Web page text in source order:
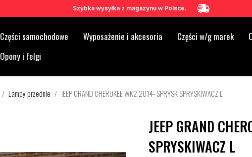
Szybka wysyłka z magazynu w Polsce.
Części samochodowe Wyposażenie i akcesoria Części w/g marek
Opony i felgi
Lampy przednie JEEP GRAND CHEROKEE WK2 2014- SPRYSK SPRYSKIWACZ L
JEEP GRAND
SPRYSKIWACZ L